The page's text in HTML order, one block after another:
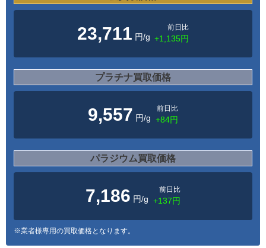
23,711 円/g
前日比
+1,135円
プラチナ買取価格
9,557 円/g
前日比
+84円
パラジウム買取価格
7,186 円/g
前日比
+137円
※業者様専用の買取価格となります。